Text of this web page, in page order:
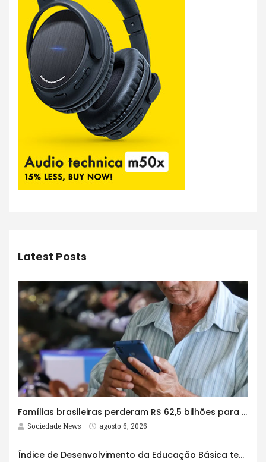
Latest Posts
Famílias brasileiras perderam R$ 62,5 bilhões para bets em 2025
Sociedade News agosto 6, 2026
Índice de Desenvolvimento da Educação Básica tem elevação em todas as etapas